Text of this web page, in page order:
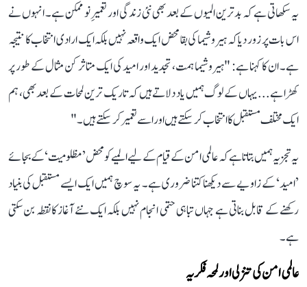
یہ سکھاتی ہے کہ بدترین المیوں کے بعد بھی نئی زندگی اور تعمیرِ نو ممکن ہے۔ انہوں نے
اس بات پر زور دیا کہ ہیروشیما کی بقا محض ایک واقعہ نہیں بلکہ ایک ارادی انتخاب کا نتیجہ
ہے۔ ان کا کہنا ہے: "ہیروشیما ہمت، تجدید اور امید کی ایک متاثر کن مثال کے طور پر
کھڑا ہے... یہاں کے لوگ ہمیں یاد دلاتے ہیں کہ تاریک ترین لمحات کے بعد بھی، ہم
ایک مختلف مستقبل کا انتخاب کر سکتے ہیں اور اسے تعمیر کر سکتے ہیں۔"
یہ تجزیہ ہمیں بتاتا ہے کہ عالمی امن کے قیام کے لیے المیے کو محض ’مظلومیت‘ کے بجائے
’امید‘ کے زاویے سے دیکھنا کتنا ضروری ہے۔ یہ سوچ ہمیں ایک ایسے مستقبل کی بنیاد
رکھنے کے قابل بناتی ہے جہاں تباہی حتمی انجام نہیں بلکہ ایک نئے آغاز کا نقطہ بن سکتی
ہے۔
عالمی امن کی تنزلی اور لمحہ فکریہ